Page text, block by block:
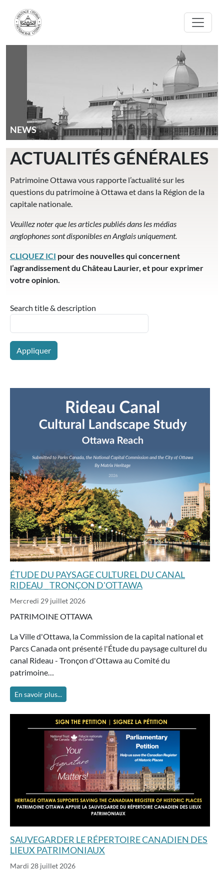
NEWS
ACTUALITÉS GÉNÉRALES
Patrimoine Ottawa vous rapporte l’actualité sur les
questions du patrimoine à Ottawa et dans la Région de la
capitale nationale.
Veuillez noter que les articles publiés dans les médias
anglophones sont disponibles en Anglais uniquement.
CLIQUEZ ICI pour des nouvelles qui concernent
l’agrandissement du Château Laurier, et pour exprimer
votre opinion.
Search title & description
ÉTUDE DU PAYSAGE CULTUREL DU CANAL
RIDEAU _ TRONÇON D'OTTAWA
Mercredi 29 juillet 2026
PATRIMOINE OTTAWA
La Ville d'Ottawa, la Commission de la capital national et
Parcs Canada ont présenté l'Étude du paysage culturel du
canal Rideau - Tronçon d'Ottawa au Comité du
patrimoine…
En savoir plus...
SAUVEGARDER LE RÉPERTOIRE CANADIEN DES
LIEUX PATRIMONIAUX
Mardi 28 juillet 2026